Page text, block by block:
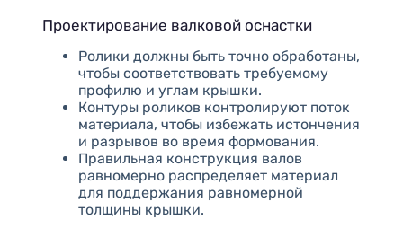
Проектирование валковой оснастки
Ролики должны быть точно обработаны,
чтобы соответствовать требуемому
профилю и углам крышки.
Контуры роликов контролируют поток
материала, чтобы избежать истончения
и разрывов во время формования.
Правильная конструкция валов
равномерно распределяет материал
для поддержания равномерной
толщины крышки.